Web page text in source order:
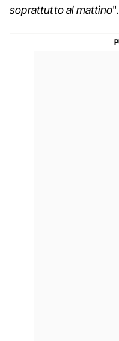
soprattutto al mattino".